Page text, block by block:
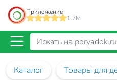
Приложение
1.7M
Каталог Товары для